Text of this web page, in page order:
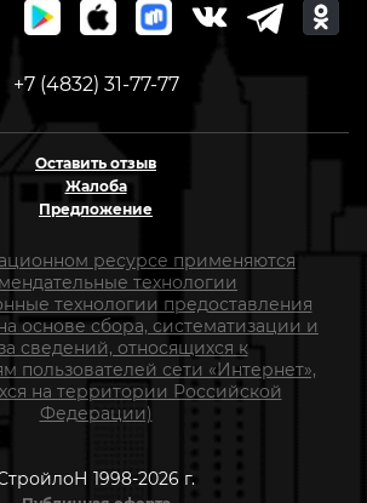
+7 (4832) 31-77-77
Оставить отзыв
Жалоба
Предложение
ресурсе применяются
технологии
технологии предоставления
основе сбора, систематизации и
сведений, относящихся к
пользователей сети «Интернет»,
на территории Российской
Федерации)
1998-2026 г.